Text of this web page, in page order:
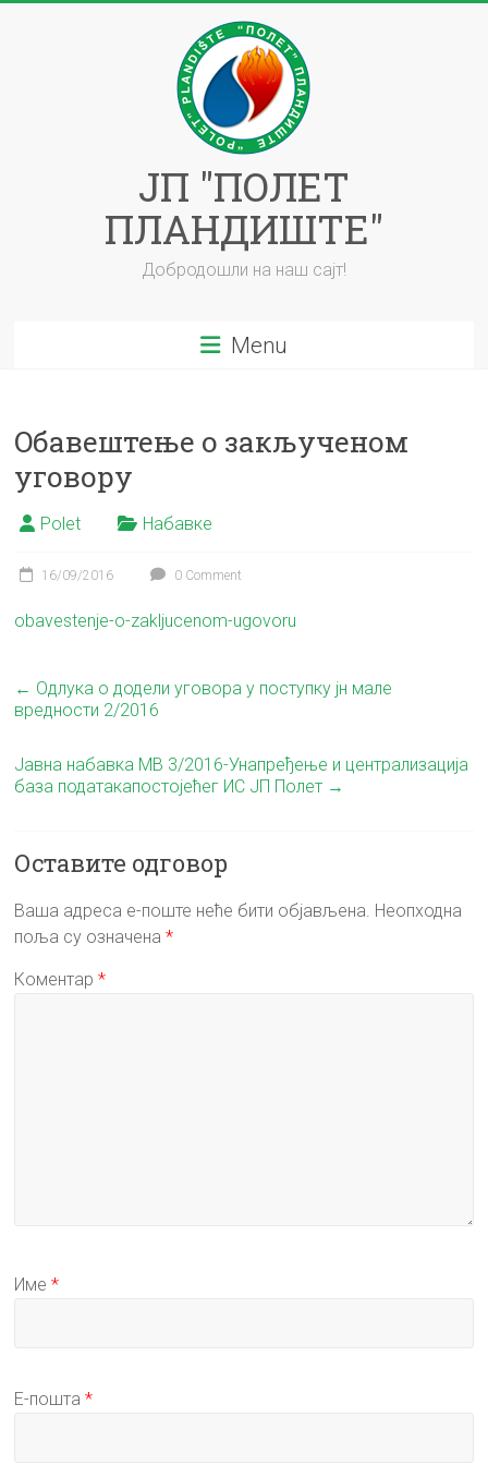
ЈП "ПОЛЕТ
ПЛАНДИШТЕ"
Добродошли на наш сајт!
Menu
Oбавештење о закљученом
уговору
Polet Набавке
16/09/2016 0 Comment
obavestenje-o-zakljucenom-ugovoru
← Одлука о додели уговора у поступку јн мале
вредности 2/2016
Јавна набавка MВ 3/2016-Унапређење и централизација
база податакапостојећег ИС ЈП Полет →
Оставите одговор
Ваша адреса е-поште неће бити објављена. Неопходна
поља су означена*
Коментар*
Име*
Е-пошта*